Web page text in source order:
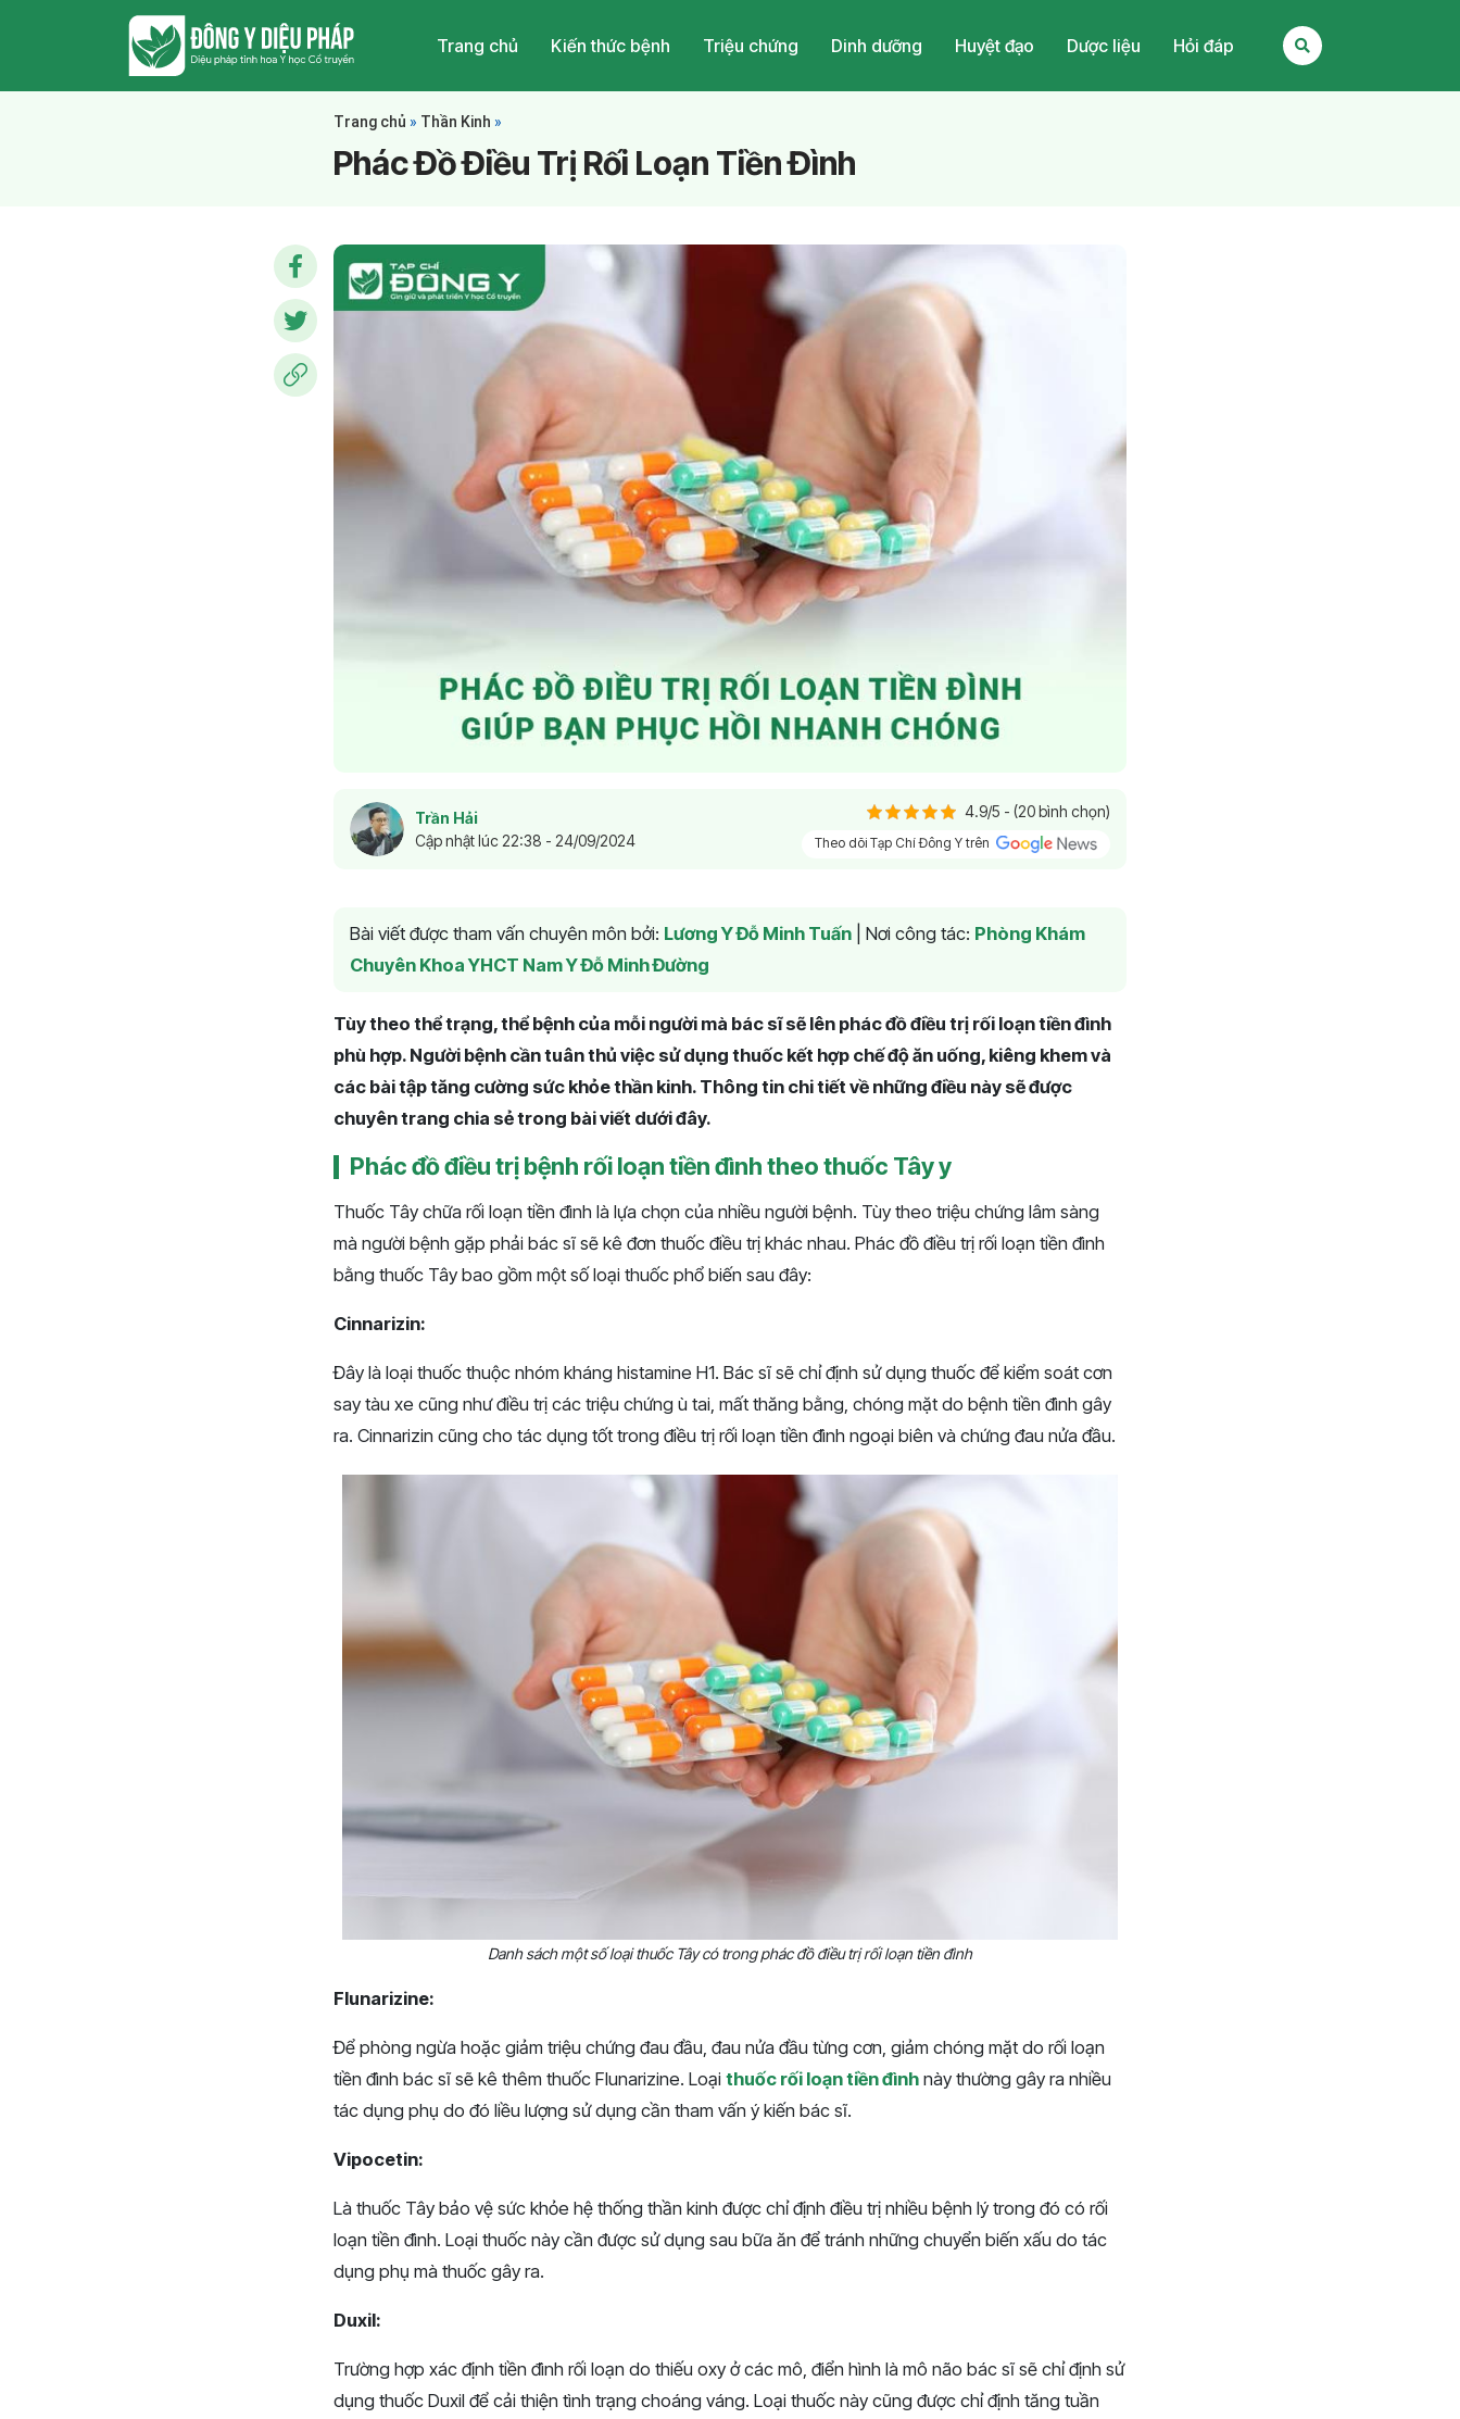
Trang chủ Kiến thức bệnh Triệu chứng Dinh dưỡng Huyệt đạo Dược liệu Hỏi đáp
Trang chủ » Thần Kinh »
Phác Đồ Điều Trị Rối Loạn Tiền Đình
Trần Hải
Cập nhật lúc 22:38 - 24/09/2024
4.9/5 - (20 bình chọn)
Theo dõi Tạp Chí Đông Y trên
Bài viết được tham vấn chuyên môn bởi: Lương Y Đỗ Minh Tuấn Nơi công tác: Phòng Khám
Chuyên Khoa YHCT Nam Y Đỗ Minh Đường
Tùy theo thể trạng, thể bệnh của mỗi người mà bác sĩ sẽ lên phác đồ điều trị rối loạn tiền đình
phù hợp. Người bệnh cần tuân thủ việc sử dụng thuốc kết hợp chế độ ăn uống, kiêng khem và
các bài tập tăng cường sức khỏe thần kinh. Thông tin chi tiết về những điều này sẽ được
chuyên trang chia sẻ trong bài viết dưới đây.
Phác đồ điều trị bệnh rối loạn tiền đình theo thuốc Tây y
Thuốc Tây chữa rối loạn tiền đình là lựa chọn của nhiều người bệnh. Tùy theo triệu chứng lâm sàng
mà người bệnh gặp phải bác sĩ sẽ kê đơn thuốc điều trị khác nhau. Phác đồ điều trị rối loạn tiền đình
bằng thuốc Tây bao gồm một số loại thuốc phổ biến sau đây:
Cinnarizin:
Đây là loại thuốc thuộc nhóm kháng histamine H1. Bác sĩ sẽ chỉ định sử dụng thuốc để kiểm soát cơn
say tàu xe cũng như điều trị các triệu chứng ù tai, mất thăng bằng, chóng mặt do bệnh tiền đình gây
ra. Cinnarizin cũng cho tác dụng tốt trong điều trị rối loạn tiền đình ngoại biên và chứng đau nửa đầu.
Danh sách một số loại thuốc Tây có trong phác đồ điều trị rối loạn tiền đình
Flunarizine:
Để phòng ngừa hoặc giảm triệu chứng đau đầu, đau nửa đầu từng cơn, giảm chóng mặt do rối loạn
tiền đình bác sĩ sẽ kê thêm thuốc Flunarizine. Loại thuốc rối loạn tiền đình này thường gây ra nhiều
tác dụng phụ do đó liều lượng sử dụng cần tham vấn ý kiến bác sĩ.
Vipocetin:
Là thuốc Tây bảo vệ sức khỏe hệ thống thần kinh được chỉ định điều trị nhiều bệnh lý trong đó có rối
loạn tiền đình. Loại thuốc này cần được sử dụng sau bữa ăn để tránh những chuyển biến xấu do tác
dụng phụ mà thuốc gây ra.
Duxil:
Trường hợp xác định tiền đình rối loạn do thiếu oxy ở các mô, điển hình là mô não bác sĩ sẽ chỉ định sử
dụng thuốc Duxil để cải thiện tình trạng choáng váng. Loại thuốc này cũng được chỉ định tăng tuần